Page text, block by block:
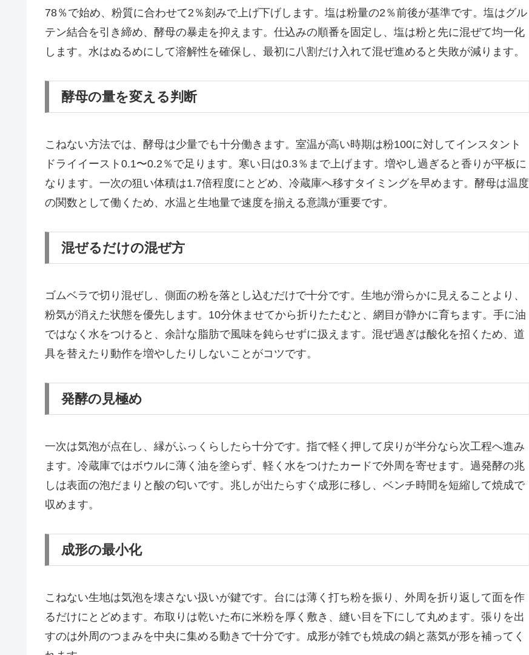
78％で始め、粉質に合わせて2％刻みで上げ下げします。塩は粉量の2％前後が基準です。塩はグル
テン結合を引き締め、酵母の暴走を抑えます。仕込みの順番を固定し、塩は粉と先に混ぜて均一化
します。水はぬるめにして溶解性を確保し、最初に八割だけ入れて混ぜ進めると失敗が減ります。
酵母の量を変える判断
こねない方法では、酵母は少量でも十分働きます。室温が高い時期は粉100に対してインスタント
ドライイースト0.1〜0.2％で足ります。寒い日は0.3％まで上げます。増やし過ぎると香りが平板に
なります。一次の狙い体積は1.7倍程度にとどめ、冷蔵庫へ移すタイミングを早めます。酵母は温度
の関数として働くため、水温と生地量で速度を揃える意識が重要です。
混ぜるだけの混ぜ方
ゴムベラで切り混ぜし、側面の粉を落とし込むだけで十分です。生地が滑らかに見えることより、
粉気が消えた状態を優先します。10分休ませてから折りたたむと、網目が静かに育ちます。手に油
ではなく水をつけると、余計な脂肪で風味を鈍らせずに扱えます。混ぜ過ぎは酸化を招くため、道
具を替えたり動作を増やしたりしないことがコツです。
発酵の見極め
一次は気泡が点在し、縁がふっくらしたら十分です。指で軽く押して戻りが半分なら次工程へ進み
ます。冷蔵庫ではボウルに薄く油を塗らず、軽く水をつけたカードで外周を寄せます。過発酵の兆
しは表面の泡だまりと酸の匂いです。兆しが出たらすぐ成形に移し、ベンチ時間を短縮して焼成で
収めます。
成形の最小化
こねない生地は気泡を壊さない扱いが鍵です。台には薄く打ち粉を振り、外周を折り返して面を作
るだけにとどめます。布取りは乾いた布に米粉を厚く敷き、縫い目を下にして丸めます。張りを出
すのは外周のつまみを中央に集める動きで十分です。成形が雑でも焼成の鍋と蒸気が形を補ってく